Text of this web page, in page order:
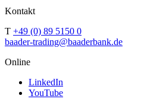
Kontakt
T +49 (0) 89 5150 0
baader-trading@baaderbank.de
Online
LinkedIn
YouTube